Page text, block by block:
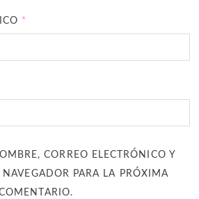
*
CORREO ELECTRÓNICO Y
PARA LA PRÓXIMA